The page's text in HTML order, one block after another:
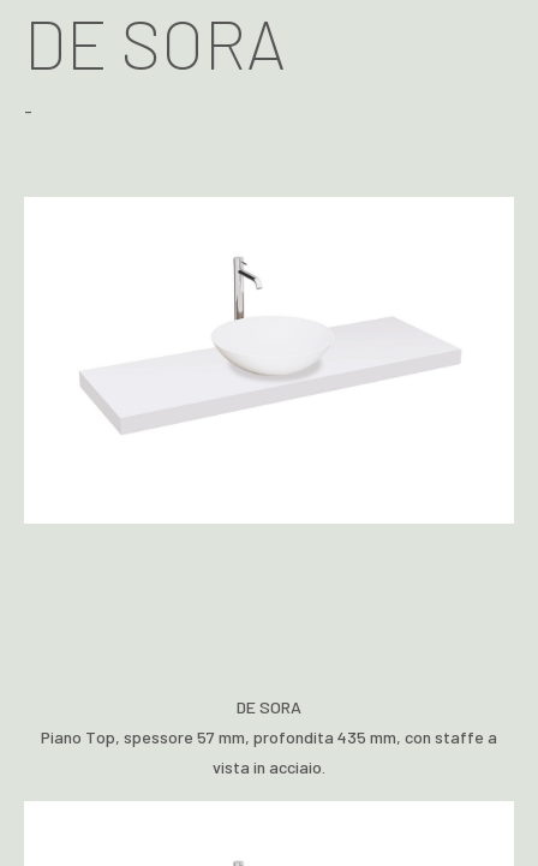
DE SORA
-
DE SORA
Piano Top, spessore 57 mm, profondita 435 mm, con staffe a
vista in acciaio.